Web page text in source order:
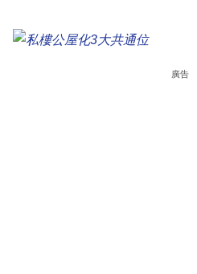
廣告